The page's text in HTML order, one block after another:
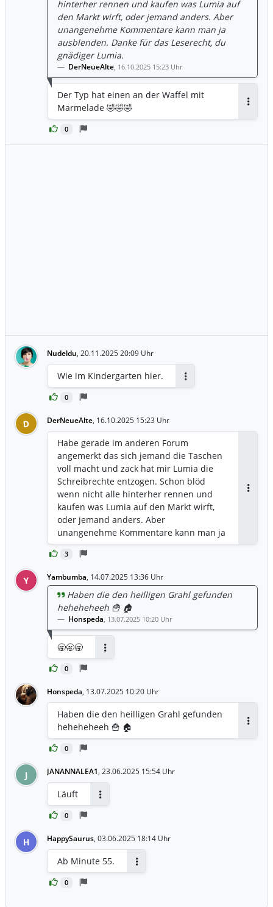
0
hinterher rennen und kaufen was Lumia auf
den Markt wirft, oder jemand anders. Aber
unangenehme Kommentare kann man ja
ausblenden. Danke für das Leserecht, du
gnädiger Lumia.
DerNeueAlte, 16.10.2025 15:23 Uhr
Der Typ hat einen an der Waffel mit
Marmelade 🤣🤣🤣
Nudeldu, 20.11.2025 20:09 Uhr
0
Wie im Kindergarten hier.
D DerNeueAlte, 16.10.2025 15:23 Uhr
3
Habe gerade im anderen Forum
angemerkt das sich jemand die Taschen
voll macht und zack hat mir Lumia die
Schreibrechte entzogen. Schon blöd
wenn nicht alle hinterher rennen und
kaufen was Lumia auf den Markt wirft,
oder jemand anders. Aber
unangenehme Kommentare kann man ja
ausblenden. Danke für das Leserecht, du
gnädiger Lumia.
Y Yambumba, 14.07.2025 13:36 Uhr
0
Haben die den heilligen Grahl gefunden
heheheheeh 🍟 🏠
Honspeda, 13.07.2025 10:20 Uhr
🥱🥱🥱
Honspeda, 13.07.2025 10:20 Uhr
0
Haben die den heilligen Grahl gefunden
heheheheeh 🍟 🏠
J JANANNALEA1, 23.06.2025 15:54 Uhr
0
Läuft
H HappySaurus, 03.06.2025 18:14 Uhr
0
Ab Minute 55.